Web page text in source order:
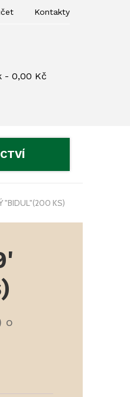
Kontakty
- 0,00 Kč
"BIDUL"(200 KS)
o